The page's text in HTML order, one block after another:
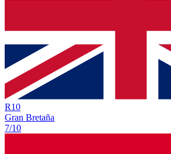
R10
Gran Bretaña
7/10